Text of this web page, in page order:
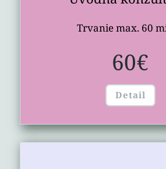
Trvanie max. 60
60€
Detail